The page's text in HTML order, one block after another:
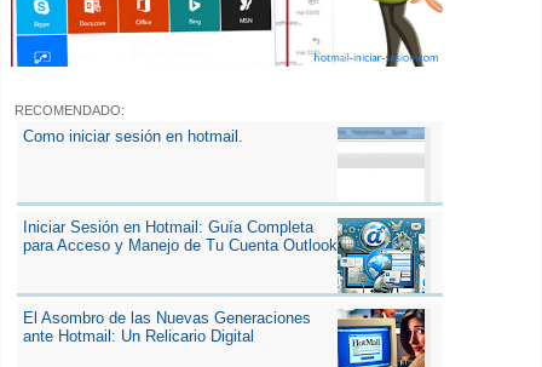
RECOMENDADO:
Como iniciar sesión en hotmail.
Iniciar Sesión en Hotmail: Guía Completa
para Acceso y Manejo de Tu Cuenta Outlook
El Asombro de las Nuevas Generaciones
ante Hotmail: Un Relicario Digital